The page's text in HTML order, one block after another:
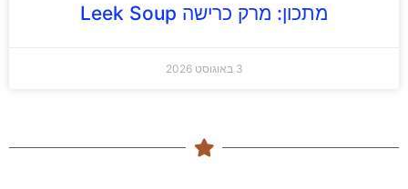
מתכון: מרק כרישה Leek Soup
3 באוגוסט 2026